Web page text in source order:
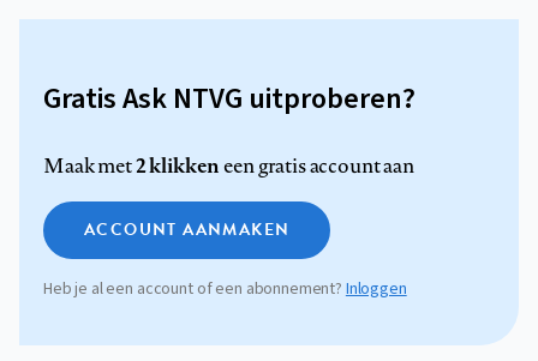
Gratis Ask NTVG uitproberen?
Maak met2 klikkeneen gratis account aan
ACCOUNT AANMAKEN
Heb je al een account of een abonnement?Inloggen